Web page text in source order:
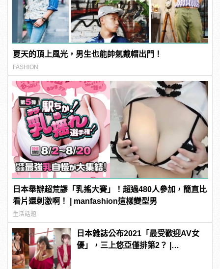
夏天的頂上風光，男生也能帥氣戴帽出門！
FASHION
日本舉辦超荒謬「乳搖大賽」！超過480人參加，簡直比
看片還刺激啊！ | manfashion這樣變型男
生活話題
日本雜誌公布2021「最受歡迎AV女
優」，三上悠亞僅排第2？ |